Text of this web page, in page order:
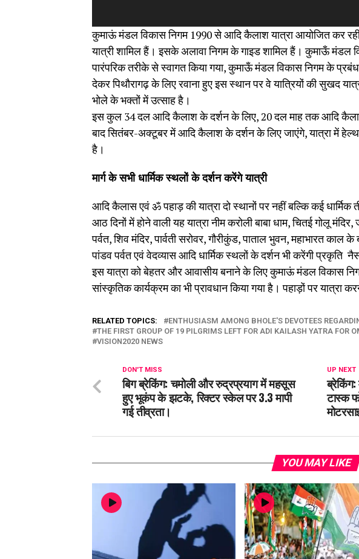
कुमाऊं मंडल विकास निगम 1990 से आदि कैलाश यात्रा आयोजित कर
यात्री शामिल हैं। इसके अलावा निगम के गाइड शामिल हैं। कुमाऊँ मंडल
पारंपरिक तरीके से स्वागत किया गया, कुमाऊँ मंडल विकास निगम के
देकर पिथौरागढ़ के लिए रवाना हुए इस स्थान पर वे यात्रियों की सुखद
भोले के भक्तों में उत्साह है।
इस कुल 34 दल आदि कैलाश के दर्शन के लिए, 20 दल माह तक आदि
बाद सितंबर-अक्टूबर में आदि कैलाश के दर्शन के लिए जाएंगे, यात्रा में
है।
मार्ग के सभी धार्मिक स्थलों के दर्शन करेंगे यात्री
आदि कैलास एवं ॐ पहाड़ की यात्रा दो स्थानों पर नहीं बल्कि कई धार्मिक
आठ दिनों में होने वाली यह यात्रा नीम करोली बाबा धाम, चितई गोलू मंदिर,
पर्वत, शिव मंदिर, पार्वती सरोवर, गौरीकुंड, पाताल भुवन, महाभारत
पांडव पर्वत एवं वेदव्यास आदि धार्मिक स्थलों के दर्शन भी करेंगी प्रकृति
इस यात्रा को बेहतर और आवासीय बनाने के लिए कुमाऊं मंडल विकास
सांस्कृतिक कार्यक्रम का भी प्रावधान किया गया है। पहाड़ों पर यात्रा
RELATED TOPICS:
ENTHUSIASM AMONG BHOLE'S DEVOTEES
THE FIRST GROUP OF 19 PILGRIMS LEFT FOR ADI KAILASH YATRA FOR
VISION2020 NEWS
UP NEXT
टास्क
DON'T MISS
बिग ब्रेकिंग: चमोली और रुद्रप्रयाग में महसूस
हुए भूकंप के झटके, रिक्टर स्केल पर 3.3 मापी
गई तीव्रता।
YOU MAY LIKE